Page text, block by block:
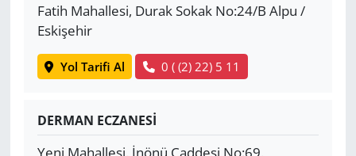
Fatih Mahallesi, Durak Sokak No:24/B Alpu /
Eskişehir
Yol Tarifi Al 0 ( (2) 22) 5 11
DERMAN ECZANESİ
Yeni Mahallesi, İnönü Caddesi No:69,